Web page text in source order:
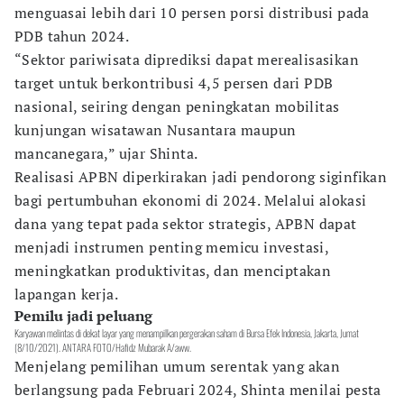
menguasai lebih dari 10 persen porsi distribusi pada
PDB tahun 2024.
“Sektor pariwisata diprediksi dapat merealisasikan
target untuk berkontribusi 4,5 persen dari PDB
nasional, seiring dengan peningkatan mobilitas
kunjungan wisatawan Nusantara maupun
mancanegara,” ujar Shinta.
Realisasi APBN diperkirakan jadi pendorong siginfikan
bagi pertumbuhan ekonomi di 2024. Melalui alokasi
dana yang tepat pada sektor strategis, APBN dapat
menjadi instrumen penting memicu investasi,
meningkatkan produktivitas, dan menciptakan
lapangan kerja.
Pemilu jadi peluang
Karyawan melintas di dekat layar yang menampilkan pergerakan saham di Bursa Efek Indonesia, Jakarta, Jumat
(8/10/2021). ANTARA FOTO/Hafidz Mubarak A/aww.
Menjelang pemilihan umum serentak yang akan
berlangsung pada Februari 2024, Shinta menilai pesta